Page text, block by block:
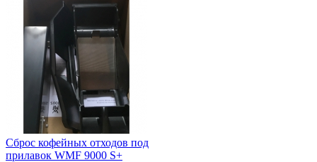
Сброс кофейных отходов под
прилавок WMF 9000 S+